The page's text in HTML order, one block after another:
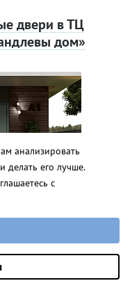
двери в ТЦ
дом»
быстрее
анализировать
делать его лучше.
с